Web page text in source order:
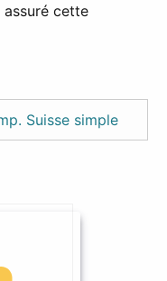
cette
Suisse simple